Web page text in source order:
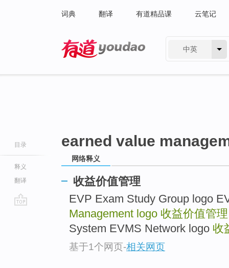
词典 翻译 有道精品课 云笔记
中英
目录
释义
翻译
earned value
网络释义
收益价值管理
EVP Exam Study Group logo
Management logo 收益价值管理
System EVMS Network logo 收
基于1个网页-相关网页